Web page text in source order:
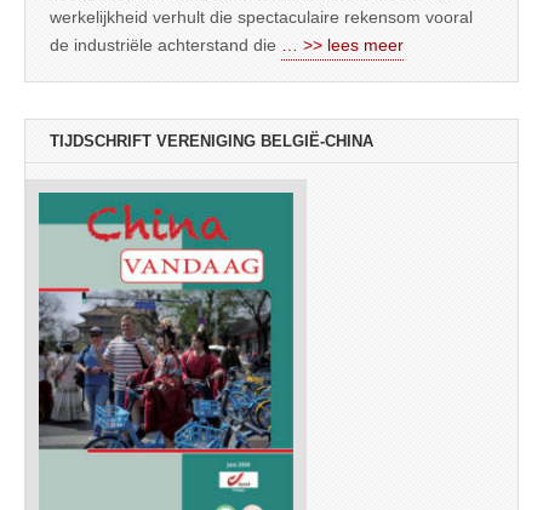
werkelijkheid verhult die spectaculaire rekensom vooral
de industriële achterstand die
… >> lees meer
TIJDSCHRIFT VERENIGING BELGIË-CHINA